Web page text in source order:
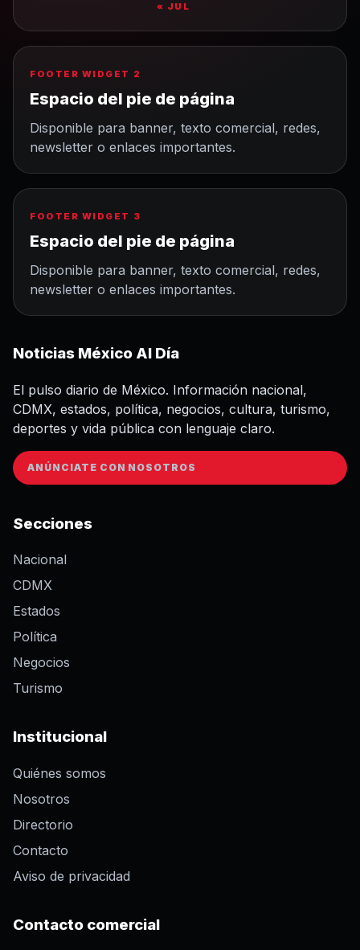
« JUL
FOOTER WIDGET 2
Espacio del pie de página
Disponible para banner, texto comercial, redes,
newsletter o enlaces importantes.
FOOTER WIDGET 3
Espacio del pie de página
Disponible para banner, texto comercial, redes,
newsletter o enlaces importantes.
Noticias México Al Día
El pulso diario de México. Información nacional,
CDMX, estados, política, negocios, cultura, turismo,
deportes y vida pública con lenguaje claro.
ANÚNCIATE CON NOSOTROS
Secciones
Nacional
CDMX
Estados
Política
Negocios
Turismo
Institucional
Quiénes somos
Nosotros
Directorio
Contacto
Aviso de privacidad
Contacto comercial